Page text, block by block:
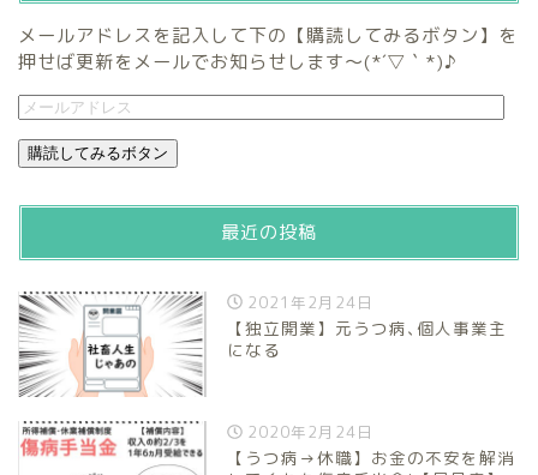
メールアドレスを記入して下の【購読してみるボタン】を
押せば更新をメールでお知らせします～(*´▽｀*)♪
購読してみるボタン
最近の投稿
2021年2月24日
【独立開業】元うつ病､個人事業主
になる
2020年2月24日
【うつ病→休職】お金の不安を解消